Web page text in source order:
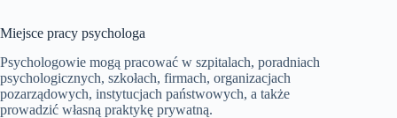
Miejsce pracy psychologa
Psychologowie mogą pracować w szpitalach, poradniach
psychologicznych, szkołach, firmach, organizacjach
pozarządowych, instytucjach państwowych, a także
prowadzić własną praktykę prywatną.